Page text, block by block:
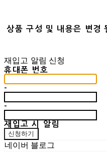
상품 구성 및 내용은 변경
재입고 알림 신청
휴대폰 번호
-
-
재입고 시 알림
신청하기
네이버 블로그